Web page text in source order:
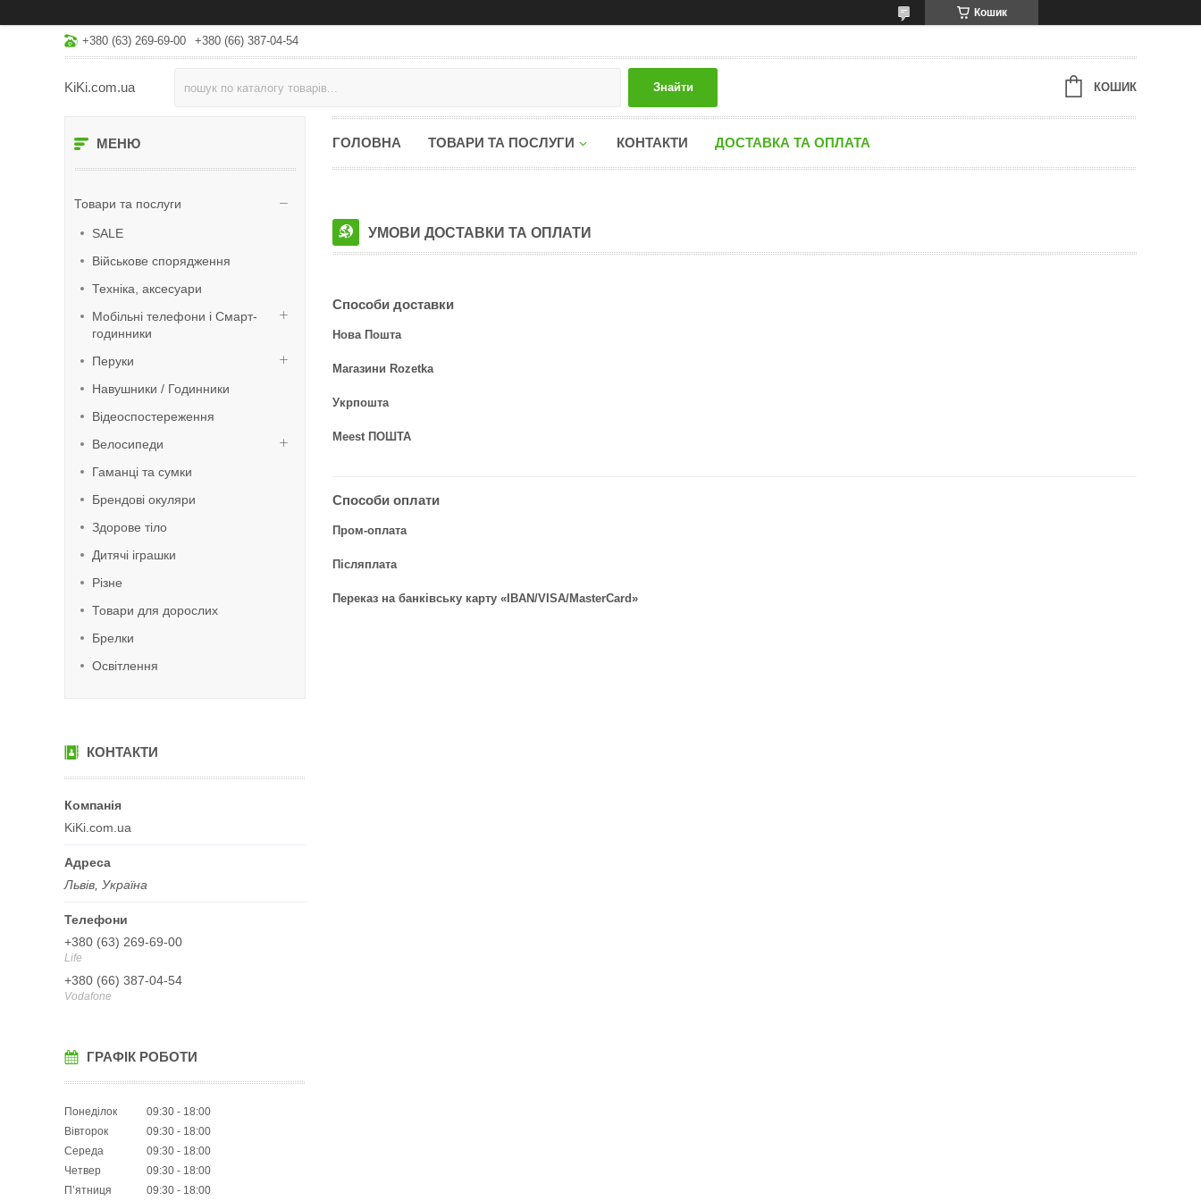
Кошик
+380 (63) 269-69-00 +380 (66) 387-04-54
KiKi.com.ua Знайти КОШИК
Товари та послуги
SALE
Військове спорядження
Техніка, аксесуари
Мобільні телефони і Смарт-
годинники
Перуки
Навушники / Годинники
Відеоспостереження
Велосипеди
Гаманці та сумки
Брендові окуляри
Здорове тіло
Дитячі іграшки
Різне
Товари для дорослих
Брелки
Освітлення
КОНТАКТИ
KiKi.com.ua
Львів, Україна
+380 (63) 269-69-00
Life
+380 (66) 387-04-54
Vodafone
ГРАФІК РОБОТИ
Понеділок 09:30
18:00
Вівторок
09:30
18:00
Середа
09:30
18:00
Четвер
09:30
18:00
Пʼятниця
09:30 18:00
ГОЛОВНА ТОВАРИ ТА ПОСЛУГИ КОНТАКТИ ДОСТАВКА ТА ОПЛАТА
УМОВИ ДОСТАВКИ ТА ОПЛАТИ
Способи доставки
Нова Пошта
Магазини Rozetka
Укрпошта
Meest ПОШТА
Способи оплати
Пром-оплата
Післяплата
Переказ на банківську карту «IBAN/VISA/MasterCard»